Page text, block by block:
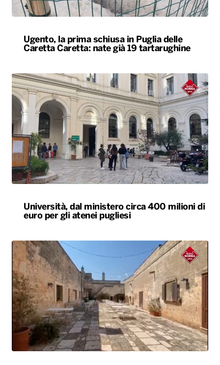
Ugento, la prima schiusa in Puglia delle
Caretta Caretta: nate già 19 tartarughine
Università, dal ministero circa 400 milioni di
euro per gli atenei pugliesi